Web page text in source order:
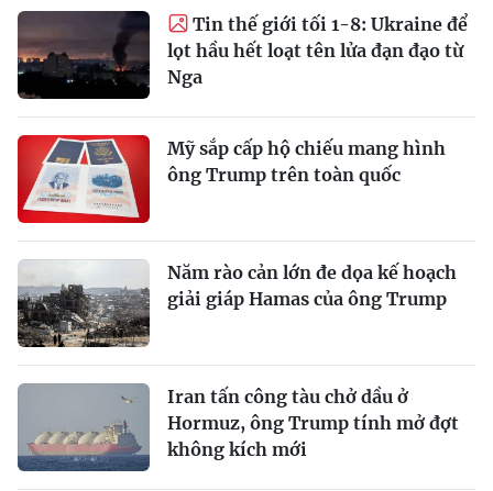
Tin thế giới tối 1-8: Ukraine để
lọt hầu hết loạt tên lửa đạn đạo từ
Nga
Mỹ sắp cấp hộ chiếu mang hình
ông Trump trên toàn quốc
Năm rào cản lớn đe dọa kế hoạch
giải giáp Hamas của ông Trump
Iran tấn công tàu chở dầu ở
Hormuz, ông Trump tính mở đợt
không kích mới